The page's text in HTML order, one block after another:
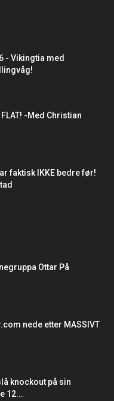
- Vikingtia med
-Med Christian
faktisk IKKE bedre før!
Ottar På
nede etter MASSIVT
knockout på sin
12...